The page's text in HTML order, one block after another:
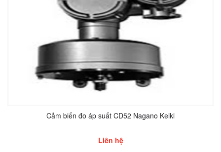
Cảm biến đo áp suất CD52 Nagano Keiki
Liên hệ